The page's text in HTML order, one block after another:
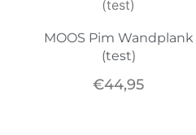
MOOS Pim Wandplank
(test)
€44,95